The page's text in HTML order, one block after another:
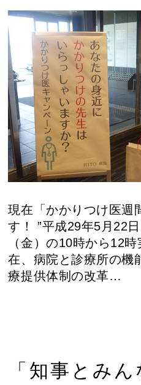
現在「かかりつけ医週
す！ ”平成29年5月22
（金）の10時から12
在、病院と診療所の機
療提供体制の改革…
「知事とみ